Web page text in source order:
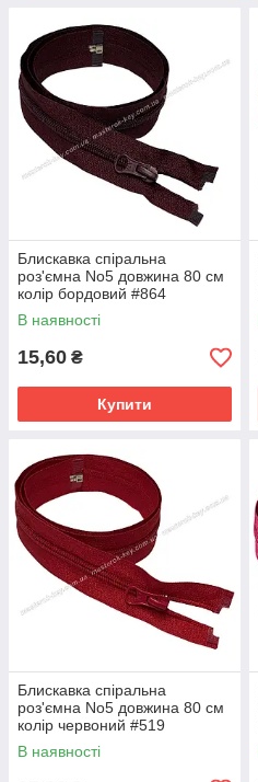
Блискавка спіральна
роз'ємна No5 довжина 80 см
колір бордовий #864
В наявності
15,60 ₴
Купити
Блискавка спіральна
роз'ємна No5 довжина 80 см
колір червоний #519
В наявності